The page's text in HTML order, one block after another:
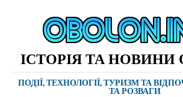
ІСТОРІЯ ТА НОВИНИ
ПОДІЇ, ТЕХНОЛОГІЇ, ТУРИЗМ ТА
ТА РОЗВАГИ